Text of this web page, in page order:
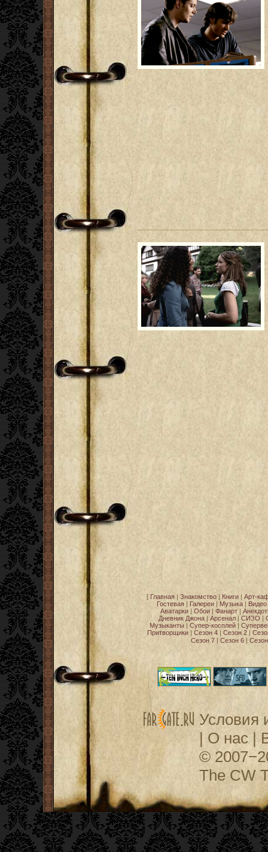
[ Главная| Знакомство| Книги| Арт-
Гостевая | Галереи | Музыка | Видео
Аватарки | Обои | Фанарт |
Дневник Джона| Арсенал| СИЗО |
Музыканты | Супер-косплей |
Притворщики | Сезон 4 | Сезон 2 |
Сезон 7| Сезон 6|
Условия
| О нас |
©
The CW